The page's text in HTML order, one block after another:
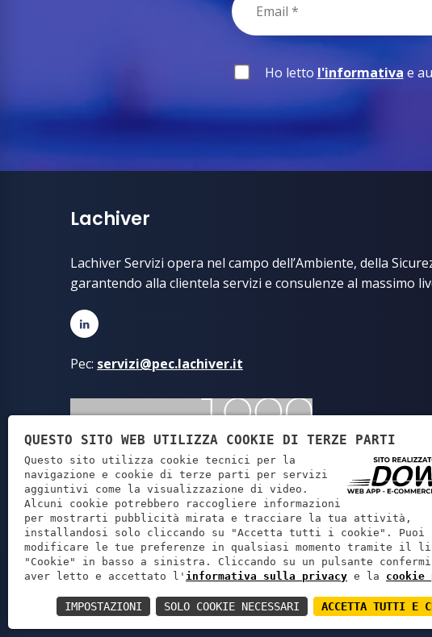
Ho letto l'informativa e
Lachiver
Lachiver Servizi opera nel campo dell’Ambiente, della
garantendo alla clientela servizi e consulenze al massimo
Pec: servizi@pec.lachiver.it
Lachiver Servizi S.r.l. -
QUESTO SITO WEB UTILIZZA COOKIE DI TERZE PARTI
Questo sito utilizza cookie tecnici per la
navigazione e cookie di terze parti per servizi
aggiuntivi come la visualizzazione di video.
Alcuni cookie potrebbero raccogliere informazioni
per mostrarti pubblicità mirata e tracciare la tua attività,
installandosi solo cliccando su "Accetta tutti i cookie". Puoi
modificare le tue preferenze in qualsiasi momento tramite il
"Cookie" in basso a sinistra. Cliccando su un pulsante
aver letto e accettato l' informativa sulla privacy e la cookie
ACCETTA TUTTI E
SOLO COOKIE NECESSARI
IMPOSTAZIONI